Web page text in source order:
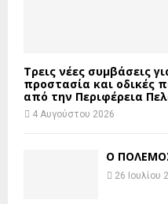
Τρεις νέες συμβάσεις
προστασία και οδικές
από την Περιφέρεια
4 Αυγούστου 2026
Ο
26 Ιουλίου